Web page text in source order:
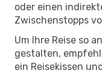
oder einen
Zwischenstopps
Um Ihre Reise so
gestalten,
ein Reisekissen